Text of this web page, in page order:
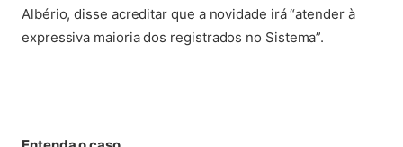
Albério, disse acreditar que a novidade irá “atender à
expressiva maioria dos registrados no Sistema”.